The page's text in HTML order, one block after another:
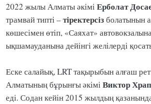
2022 жылы Алматы әкіміЕрболат
трамвай типті –тіректерсізболатынын
көшесімен өтіп, «Саяхат»
ықшамауданына дейінгі желілерді
Еске салайық, LRT тақырыбын алғаш
Алматының бұрынғы әкіміВиктор
еді. Содан кейін 2015 жылдың